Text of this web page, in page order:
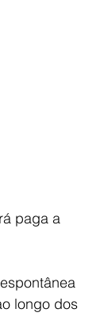
paga a
longo dos